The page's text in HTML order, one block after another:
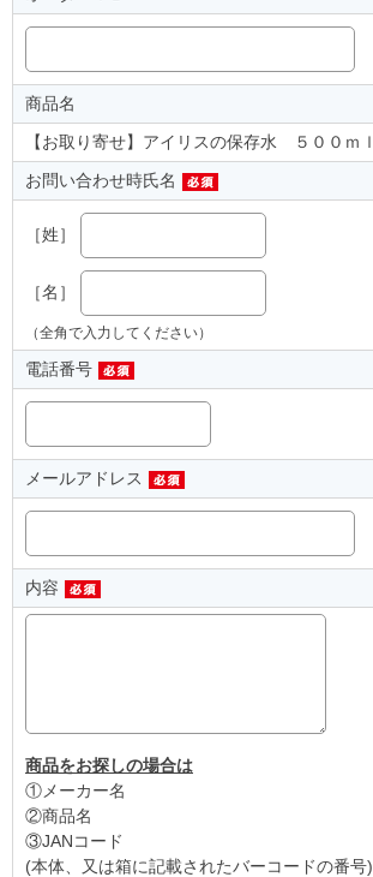
商品名
【お取り寄せ】アイリスの保存水 ５００ｍｌ
お問い合わせ時氏名
［姓］
［名］
（全角で入力してください）
電話番号
メールアドレス
内容
商品をお探しの場合は
①メーカー名
②商品名
③JANコード
(本体、又は箱に記載されたバーコードの番号)